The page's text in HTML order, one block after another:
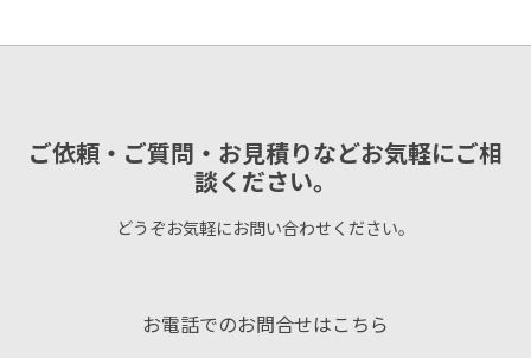
ご依頼・ご質問・お見積りなどお気軽にご相
談ください。
どうぞお気軽にお問い合わせください。
お電話でのお問合せはこちら